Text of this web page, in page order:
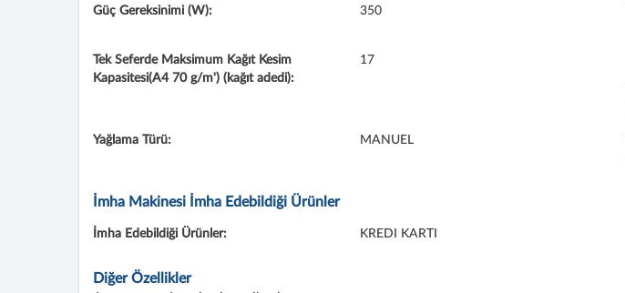
Güç Gereksinimi (W): 350
Tek Seferde Maksimum Kağıt Kesim
Kapasitesi(A4 70 g/m') (kağıt adedi):
17
Yağlama Türü: MANUEL
İmha Makinesi İmha Edebildiği Ürünler
İmha Edebildiği Ürünler: KREDI KARTI
Diğer Özellikler